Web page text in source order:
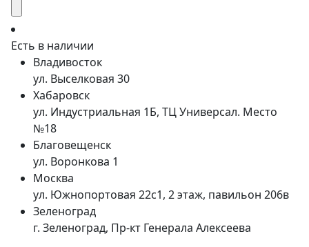
Есть в наличии
Владивосток
ул. Выселковая 30
Хабаровск
ул. Индустриальная 1Б, ТЦ Универсал. Место
№18
Благовещенск
ул. Воронкова 1
Москва
ул. Южнопортовая 22с1, 2 этаж, павильон 206в
Зеленоград
г. Зеленоград, Пр-кт Генерала Алексеева